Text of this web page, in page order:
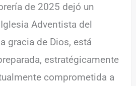
de 2025 dejó un
Adventista del
gracia de Dios, está
estratégicamente
comprometida a